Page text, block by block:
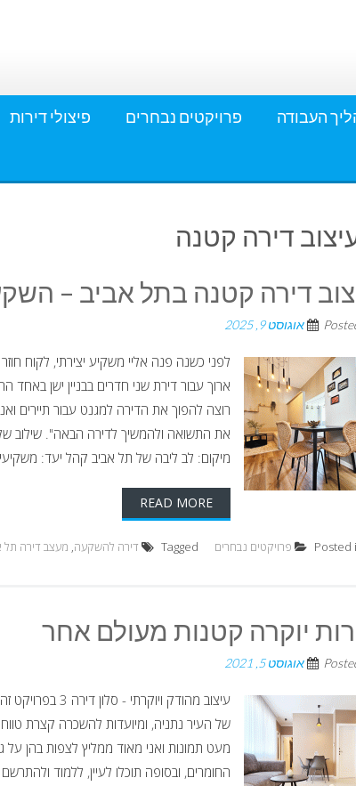
העבודה פרויקטים נבחרים פיצולי דירות
דירה קטנה
דירה קטנה בתל אביב –
אוגוסט 9, 2025
לפני כשנה פנה אליי משקיע יצירתי, לקוח
ארוך עבור דירת שני חדרים בבניין ישן
רוצה להפוך את הדירה למגנט עבור תיירים
את התשואה ולהמשיך לדירה הבאה". שילוב של
מיקום: לב ליבה של תל אביב קהל יעד: משקיעי
READ MORE
Posted פרויקטים נבחרים Tagged דירה להשקעה, מעצב דירה תל
יוקרה קטנות מעולם אחר
אוגוסט 5, 2021
של העיר נתניה, ומיועדות להשכרה קצרת
מעט תמונות ואני מאוד ממליץ לצפות בהן
החומרים, ובסופה תוכלו לעיין, ללמוד